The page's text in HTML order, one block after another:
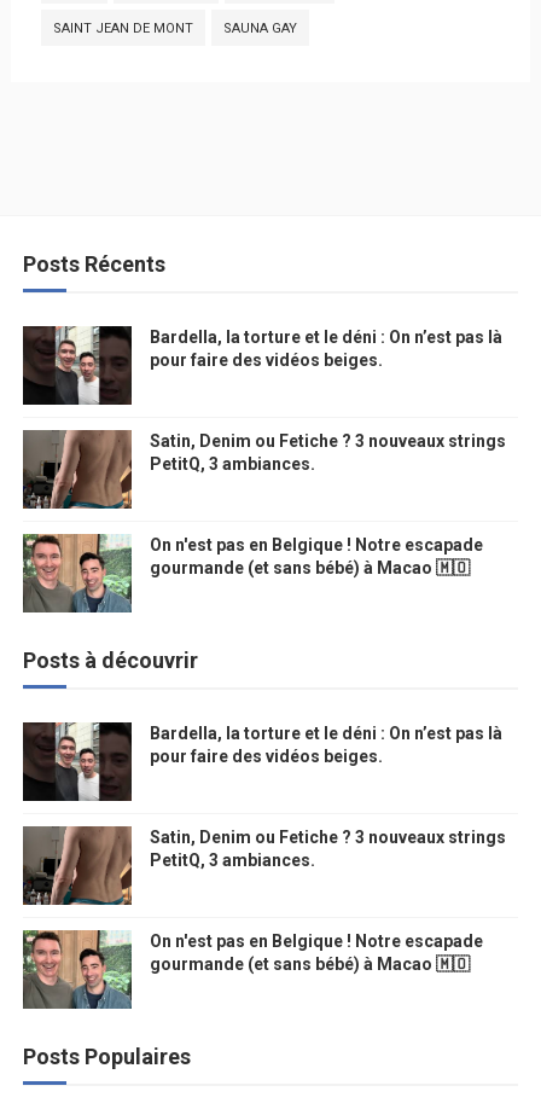
SAINT JEAN DE MONT SAUNA GAY
Posts Récents
Bardella, la torture et le déni : On n’est pas là
pour faire des vidéos beiges.
Satin, Denim ou Fetiche ? 3 nouveaux strings
PetitQ, 3 ambiances.
On n'est pas en Belgique ! Notre escapade
gourmande (et sans bébé) à Macao 🇲🇴
Posts à découvrir
Bardella, la torture et le déni : On n’est pas là
pour faire des vidéos beiges.
Satin, Denim ou Fetiche ? 3 nouveaux strings
PetitQ, 3 ambiances.
On n'est pas en Belgique ! Notre escapade
gourmande (et sans bébé) à Macao 🇲🇴
Posts Populaires